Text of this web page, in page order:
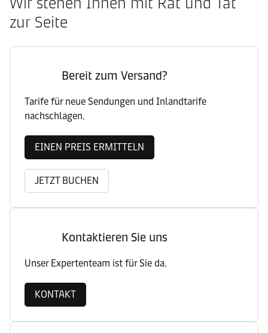
zur Seite
Bereit zum Versand?
Tarife für neue Sendungen und Inlandtarife
nachschlagen.
EINEN PREIS ERMITTELN
JETZT BUCHEN
Kontaktieren Sie uns
Unser Expertenteam ist für Sie da.
KONTAKT